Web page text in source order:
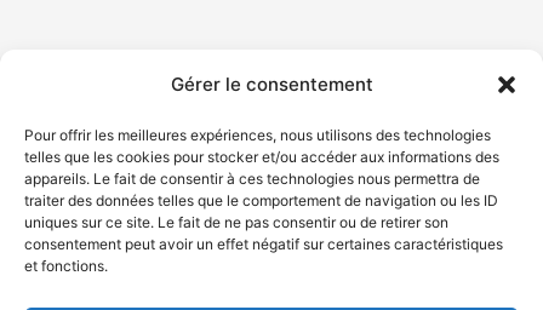
Gérer le consentement
Pour offrir les meilleures expériences, nous utilisons des technologies
telles que les cookies pour stocker et/ou accéder aux informations des
appareils. Le fait de consentir à ces technologies nous permettra de
traiter des données telles que le comportement de navigation ou les ID
uniques sur ce site. Le fait de ne pas consentir ou de retirer son
consentement peut avoir un effet négatif sur certaines caractéristiques
et fonctions.